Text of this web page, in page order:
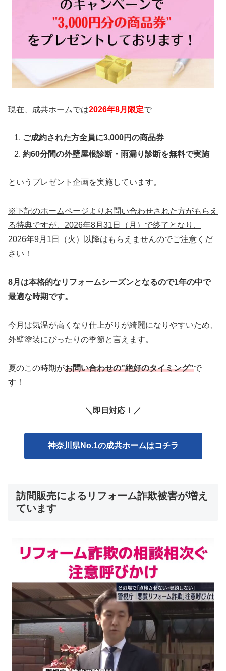
現在、成共ホームでは2026年8月限定で
ご成約された方全員に3,000円の商品券
約60分間の外壁屋根診断・雨漏り診断を無料で実施
というプレゼント企画を実施しています。
※下記のホームページよりお問い合わせされた方がもらえ
る特典ですが、2026年8月31日（月）で終了となり、
2026年9月1日（火）以降はもらえませんのでご注意くだ
さい！
8月は本格的なリフォームシーズンとなるので1年の中で
最適な時期です。
今月は気温が高くなり仕上がりが綺麗になりやすいため、
外壁塗装にぴったりの季節と言えます。
夏のこの時期がお問い合わせの”絶好のタイミング”で
す！
＼即日対応！／
神奈川県No.1の成共ホームはコチラ
訪問販売によるリフォーム詐欺被害が増え
ています